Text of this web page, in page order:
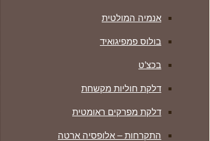
אנמיה המולטית
בולוס פמפיגואיד
בכצ’ט
דלקת חוליות מקשחת
דלקת מפרקים ראומטית
התקרחות – אלופסיה ארטה